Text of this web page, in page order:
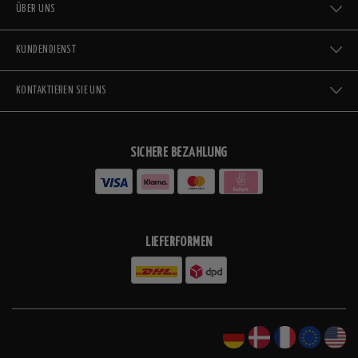
ÜBER UNS
KUNDENDIENST
KONTAKTIEREN SIE UNS
SICHERE BEZAHLUNG
LIEFERFORMEN